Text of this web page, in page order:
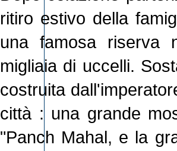
ritiro estivo della
una famosa riserva
migliaia di uccelli.
costruita
città : una grande
"Panch Mahal, e la